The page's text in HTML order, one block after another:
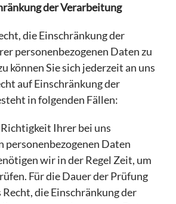
der Verarbeitung
die Einschränkung der
personenbezogenen Daten zu
können Sie sich jederzeit an uns
auf Einschränkung der
in folgenden Fällen:
Ihrer bei uns
personenbezogenen Daten
wir in der Regel Zeit, um
Für die Dauer der Prüfung
Recht, die Einschränkung der